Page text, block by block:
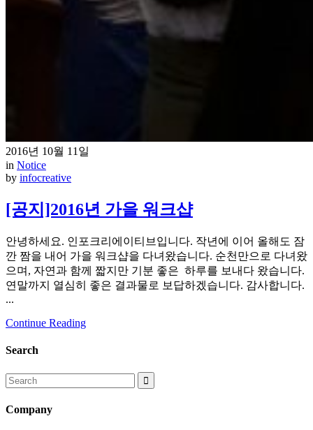
2016년 10월 11일
in Notice
by infocreative
[공지]2016년 가을 워크샵
안녕하세요. 인포크리에이티브입니다. 작년에 이어 올해도 잠
깐 짬을 내어 가을 워크샵을 다녀왔습니다. 순천만으로 다녀왔
으며, 자연과 함께 짧지만 기분 좋은 하루를 보내다 왔습니다.
연말까지 열심히 좋은 결과물로 보답하겠습니다. 감사합니다.
...
Continue Reading
Search
Search
for:
Company